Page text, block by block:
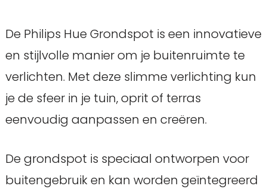
De Philips Hue Grondspot is een innovatieve
en stijlvolle manier om je buitenruimte te
verlichten. Met deze slimme verlichting kun
je de sfeer in je tuin, oprit of terras
eenvoudig aanpassen en creëren.
De grondspot is speciaal ontworpen voor
buitengebruik en kan worden geïntegreerd